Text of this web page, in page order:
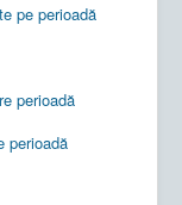
pe perioadă
perioadă
perioadă